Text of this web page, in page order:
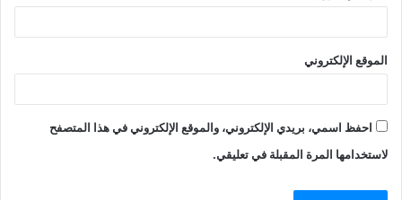
الموقع الإلكتروني
احفظ اسمي، بريدي الإلكتروني، والموقع الإلكتروني في هذا المتصفح
لاستخدامها المرة المقبلة في تعليقي.